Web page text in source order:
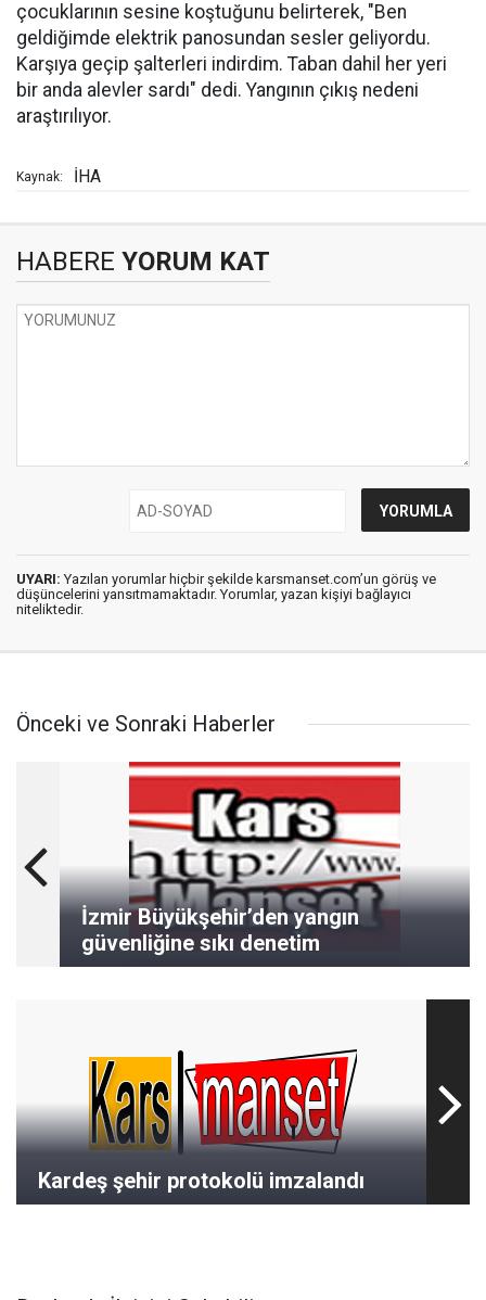
çocuklarının sesine koştuğunu belirterek, "Ben
geldiğimde elektrik panosundan sesler geliyordu.
Karşıya geçip şalterleri indirdim. Taban dahil her yeri
bir anda alevler sardı" dedi. Yangının çıkış nedeni
araştırılıyor.
Kaynak: İHA
HABERE YORUM KAT
UYARI: Yazılan yorumlar hiçbir şekilde karsmanset.com’un görüş ve
düşüncelerini yansıtmamaktadır. Yorumlar, yazan kişiyi bağlayıcı
niteliktedir.
Önceki ve Sonraki Haberler
İzmir Büyükşehir’den yangın
güvenliğine sıkı denetim
Kardeş şehir protokolü imzalandı